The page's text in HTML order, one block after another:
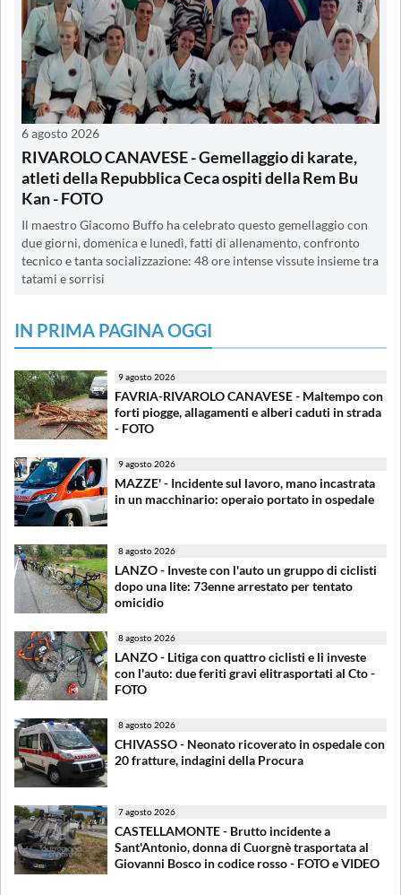
6 agosto 2026
RIVAROLO CANAVESE - Gemellaggio di karate,
atleti della Repubblica Ceca ospiti della Rem Bu
Kan - FOTO
Il maestro Giacomo Buffo ha celebrato questo gemellaggio con
due giorni, domenica e lunedì, fatti di allenamento, confronto
tecnico e tanta socializzazione: 48 ore intense vissute insieme tra
tatami e sorrisi
IN PRIMA PAGINA OGGI
9 agosto 2026
FAVRIA-RIVAROLO CANAVESE - Maltempo con
forti piogge, allagamenti e alberi caduti in strada
- FOTO
9 agosto 2026
MAZZE' - Incidente sul lavoro, mano incastrata
in un macchinario: operaio portato in ospedale
8 agosto 2026
LANZO - Investe con l'auto un gruppo di ciclisti
dopo una lite: 73enne arrestato per tentato
omicidio
8 agosto 2026
LANZO - Litiga con quattro ciclisti e li investe
con l'auto: due feriti gravi elitrasportati al Cto -
FOTO
8 agosto 2026
CHIVASSO - Neonato ricoverato in ospedale con
20 fratture, indagini della Procura
7 agosto 2026
CASTELLAMONTE - Brutto incidente a
Sant'Antonio, donna di Cuorgnè trasportata al
Giovanni Bosco in codice rosso - FOTO e VIDEO